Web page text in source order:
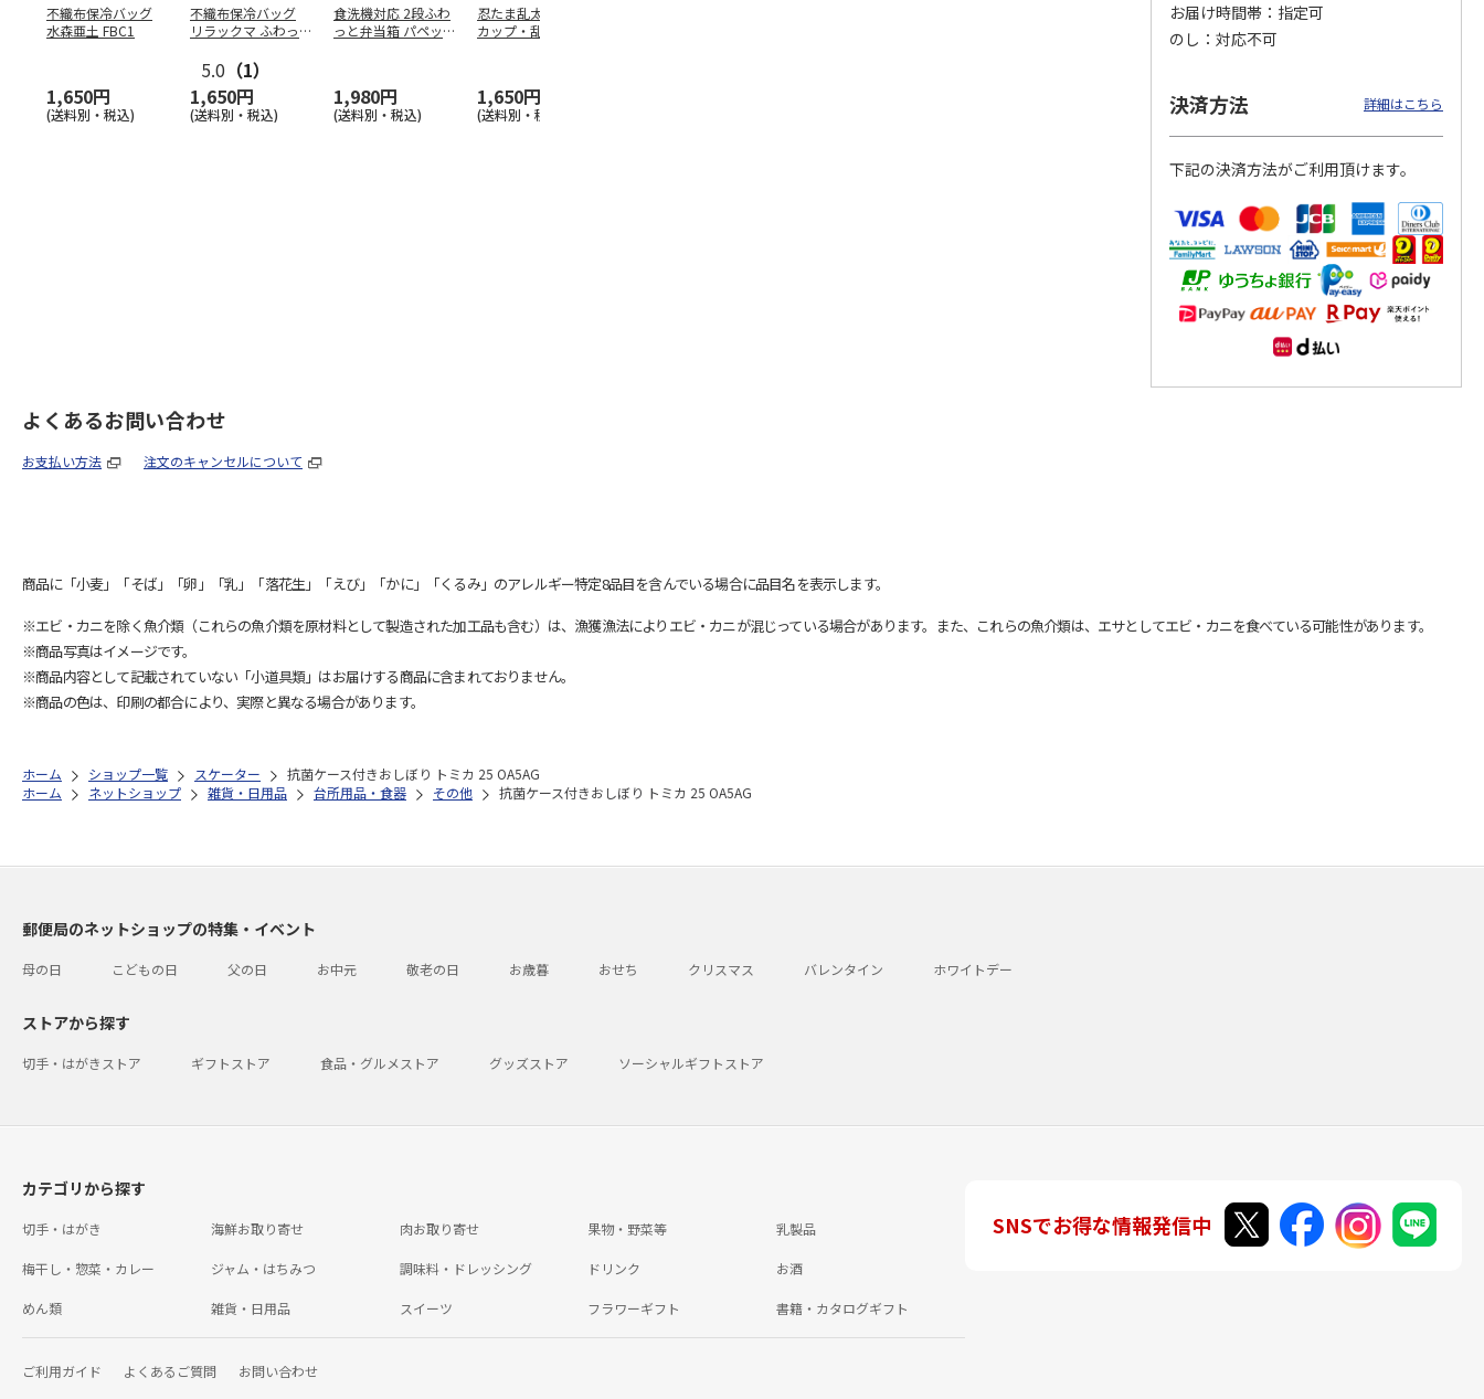
不織布保冷バッグ
水森亜土 FBC1
1,650円
(送料別・税込)
不織布保冷バッグ
リラックマ ふわっ
5.0 （1）
1,650円
(送料別・税込)
食洗機対応 2段ふわ
っと弁当箱 パペッ
1,980円
(送料別・税込)
忍たま乱太郎 マグ
カップ・乱太郎・き
1,650円
(送料別・税込)
コーデュロイ生地ラ
ンチバッグ ハロー
キティ KCOB2
2,200円
(送料別・税込)
4,510円
(送料別・税込)
お届け時間帯
指定可
のし
対応不可
決済方法 詳細はこちら
下記の決済方法がご利用頂けます。
よくあるお問い合わせ
お支払い方法 注文のキャンセルについて
商品に「小麦」「そば」「卵」「乳」「落花生」「えび」「かに」「くるみ」のアレルギー特定8品目を含んでいる場合に品目名を表示します。
※エビ・カニを除く魚介類（これらの魚介類を原材料として製造された加工品も含む）は、漁獲漁法によりエビ・カニが混じっている場合があります。また、これらの魚介類は、エサとしてエビ・カニを食べている可能性があります。
※商品写真はイメージです。
※商品内容として記載されていない「小道具類」はお届けする商品に含まれておりません。
※商品の色は、印刷の都合により、実際と異なる場合があります。
ホーム ショップ一覧 スケーター
抗菌ケース付きおしぼり トミカ 25 OA5AG
ホーム
ネットショップ 雑貨・日用品 台所用品・食器 その他 抗菌ケース付きおしぼり トミカ 25 OA5AG
郵便局のネットショップの特集・イベント
母の日 こどもの日 父の日 お中元 敬老の日 お歳暮 おせち クリスマス バレンタイン ホワイトデー
ストアから探す
切手・はがきストア ギフトストア 食品・グルメストア グッズストア ソーシャルギフトストア
カテゴリから探す
切手・はがき 海鮮お取り寄せ 肉お取り寄せ 果物・野菜等 乳製品
梅干し・惣菜・カレー ジャム・はちみつ 調味料・ドレッシング ドリンク お酒
めん類 雑貨・日用品 スイーツ フラワーギフト 書籍・カタログギフト
ご利用ガイド よくあるご質問 お問い合わせ
SNSでお得な情報発信中